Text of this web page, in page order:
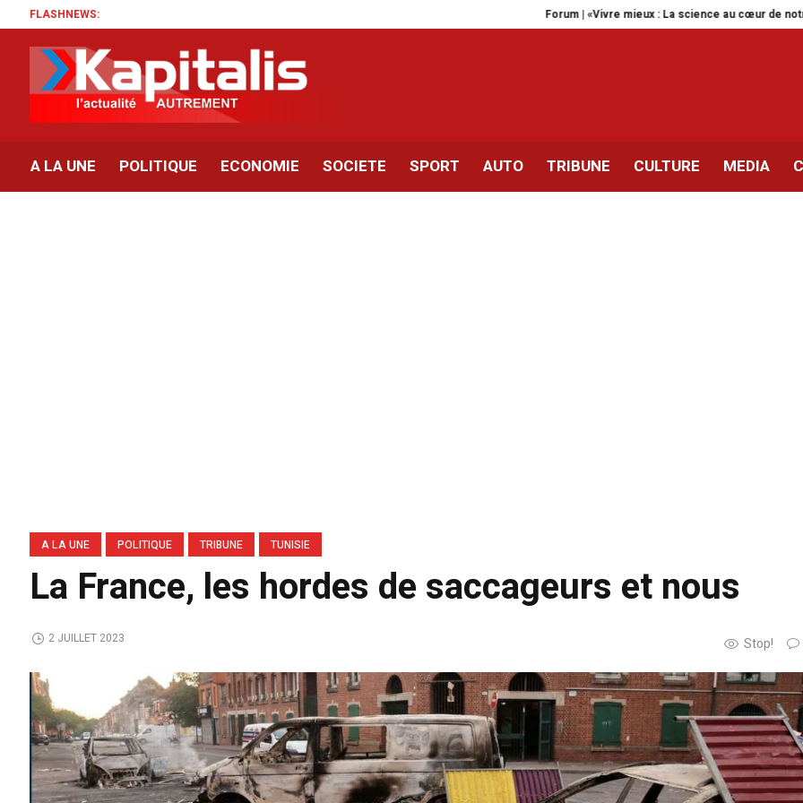
FLASHNEWS: Forum | «Vivre mieux : La science au cœur de notre quotidien»
A LA UNE POLITIQUE ECONOMIE SOCIETE SPORT AUTO TRIBUNE CULTURE MEDIA
A LA UNE POLITIQUE TRIBUNE TUNISIE
La France, les hordes de saccageurs et nous
Stop!
2 JUILLET 2023